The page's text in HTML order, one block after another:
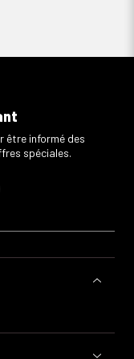
être informé des
spéciales.